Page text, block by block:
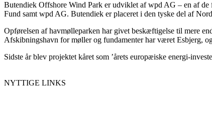
Butendiek Offshore Wind Park er udviklet af wpd AG – en af
Fund samt wpd AG. Butendiek er placeret i den tyske del af
Opførelsen af havmølleparken har givet beskæftigelse til mere
Afskibningshavn for møller og fundamenter har været Esbjerg,
Sidste år blev projektet kåret som ’årets europæiske energi-
NYTTIGE LINKS